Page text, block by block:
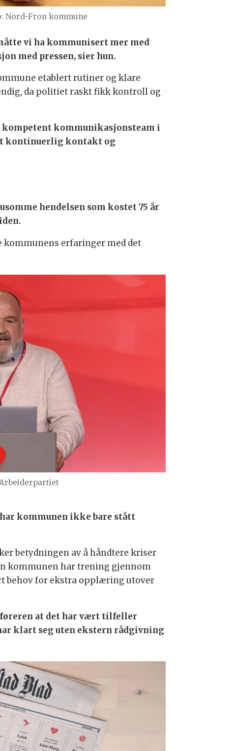
Nord-Fron kommune
vi ha kommunisert mer med
med pressen, sier hun.
etablert rutiner og klare
da politiet raskt fikk kontroll og
kommunikasjonsteam i
kontinuerlig kontakt og
hendelsen som kostet 75 år
kommunens erfaringer med det
kommunen ikke bare stått
betydningen av å håndtere kriser
kommunen har trening gjennom
behov for ekstra opplæring utover
at det har vært tilfeller
klart seg uten ekstern rådgivning